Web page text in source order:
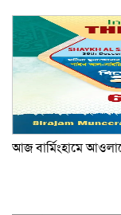
আজ বার্মিংহামে